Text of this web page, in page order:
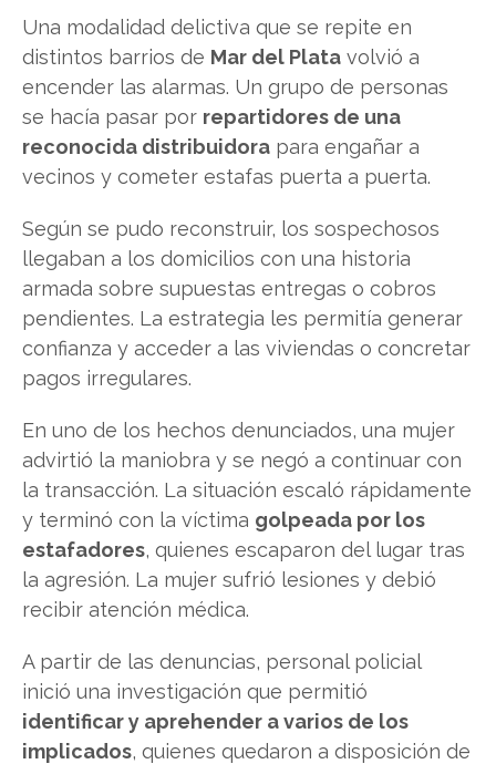
Una modalidad delictiva que se repite en
distintos barrios de Mar del Plata volvió a
encender las alarmas. Un grupo de personas
se hacía pasar por repartidores de una
reconocida distribuidora para engañar a
vecinos y cometer estafas puerta a puerta.
Según se pudo reconstruir, los sospechosos
llegaban a los domicilios con una historia
armada sobre supuestas entregas o cobros
pendientes. La estrategia les permitía generar
confianza y acceder a las viviendas o concretar
pagos irregulares.
En uno de los hechos denunciados, una mujer
advirtió la maniobra y se negó a continuar con
la transacción. La situación escaló rápidamente
y terminó con la víctima golpeada por los
estafadores, quienes escaparon del lugar tras
la agresión. La mujer sufrió lesiones y debió
recibir atención médica.
A partir de las denuncias, personal policial
inició una investigación que permitió
identificar y aprehender a varios de los
implicados, quienes quedaron a disposición de